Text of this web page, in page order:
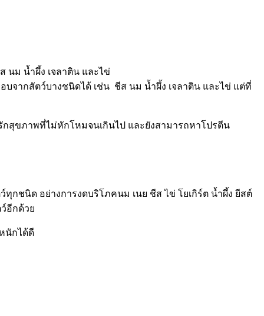
นม น้ำผึ้ง เจลาติน และไข่
บจากสัตว์บางชนิดได้ เช่น ชีส นม น้ำผึ้ง เจลาติน และไข่ แต่ที่
กสุขภาพที่ไม่หักโหมจนเกินไป และยังสามารถหาโปรตีน
กชนิด อย่างการงดบริโภคนม เนย ชีส ไข่ โยเกิร์ต น้ำผึ้ง ยีสต์
อีกด้วย
นักได้ดี